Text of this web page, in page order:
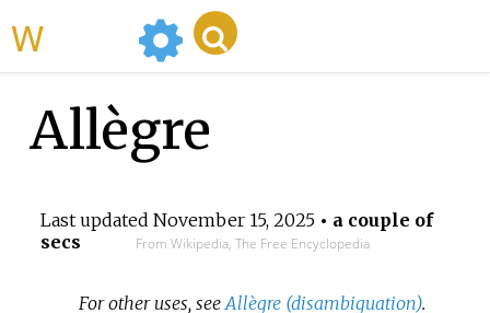
Allègre
Last updated November 15, 2025• a couple of
secs
From Wikipedia, The Free Encyclopedia
For other uses, seeAllègre (disambiguation).